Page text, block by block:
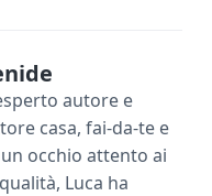
autore e
casa, fai-da-te e
occhio attento ai
Luca ha